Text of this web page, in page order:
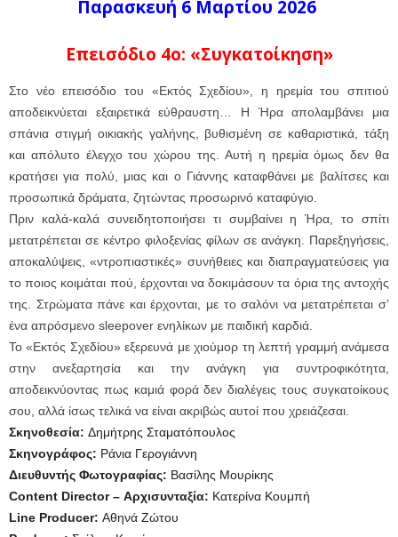
Παρασκευή 6 Μαρτίου 2026
Επεισόδιο 4ο: «Συγκατοίκηση»
Στο νέο επεισόδιο του «Εκτός Σχεδίου», η ηρεμία του σπιτιού
αποδεικνύεται εξαιρετικά εύθραυστη… H Ήρα απολαμβάνει μια
σπάνια στιγμή οικιακής γαλήνης, βυθισμένη σε καθαριστικά, τάξη
και απόλυτο έλεγχο του χώρου της. Αυτή η ηρεμία όμως δεν θα
κρατήσει για πολύ, μιας και ο Γιάννης καταφθάνει με βαλίτσες και
προσωπικά δράματα, ζητώντας προσωρινό καταφύγιο.
Πριν καλά-καλά συνειδητοποιήσει τι συμβαίνει η Ήρα, το σπίτι
μετατρέπεται σε κέντρο φιλοξενίας φίλων σε ανάγκη. Παρεξηγήσεις,
αποκαλύψεις, «ντροπιαστικές» συνήθειες και διαπραγματεύσεις για
το ποιος κοιμάται πού, έρχονται να δοκιμάσουν τα όρια της αντοχής
της. Στρώματα πάνε και έρχονται, με το σαλόνι να μετατρέπεται σ’
ένα απρόσμενο sleepover ενηλίκων με παιδική καρδιά.
Το «Εκτός Σχεδίου» εξερευνά με χιούμορ τη λεπτή γραμμή ανάμεσα
στην ανεξαρτησία και την ανάγκη για συντροφικότητα,
αποδεικνύοντας πως καμιά φορά δεν διαλέγεις τους συγκατοίκους
σου, αλλά ίσως τελικά να είναι ακριβώς αυτοί που χρειάζεσαι.
Σκηνοθεσία: Δημήτρης Σταματόπουλος
Σκηνογράφος: Ράνια Γερογιάννη
Διευθυντής Φωτογραφίας: Βασίλης Μουρίκης
Content Director – Αρχισυνταξία: Κατερίνα Κουμπή
Line Producer: Αθηνά Ζώτου